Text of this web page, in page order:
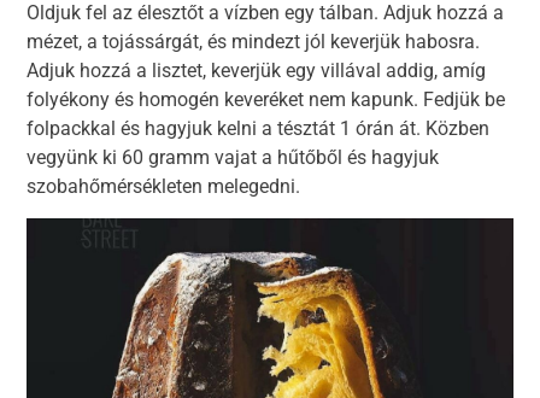
Oldjuk fel az élesztőt a vízben egy tálban. Adjuk hozzá a
mézet, a tojássárgát, és mindezt jól keverjük habosra.
Adjuk hozzá a lisztet, keverjük egy villával addig, amíg
folyékony és homogén keveréket nem kapunk. Fedjük be
folpackkal és hagyjuk kelni a tésztát 1 órán át. Közben
vegyünk ki 60 gramm vajat a hűtőből és hagyjuk
szobahőmérsékleten melegedni.